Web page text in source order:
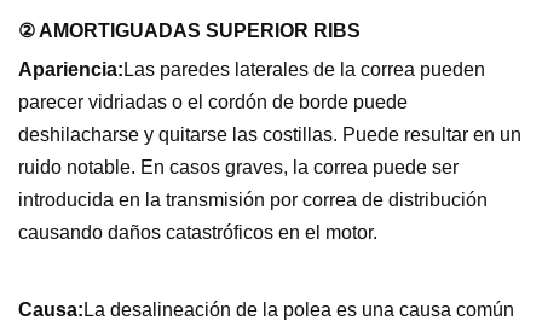
② AMORTIGUADAS SUPERIOR RIBS
Apariencia: Las paredes laterales de la correa pueden
parecer vidriadas o el cordón de borde puede
deshilacharse y quitarse las costillas. Puede resultar en un
ruido notable. En casos graves, la correa puede ser
introducida en la transmisión por correa de distribución
causando daños catastróficos en el motor.
Causa: La desalineación de la polea es una causa común